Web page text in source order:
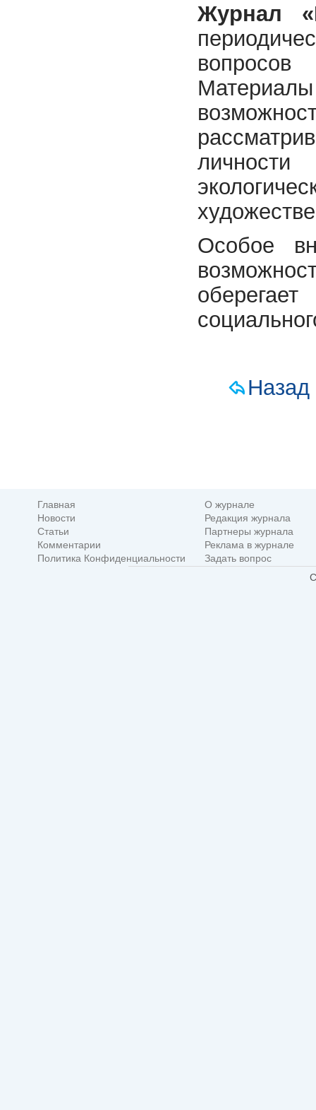
Журнал
вопросов
Особое
Назад
Главная
О журнале
Новости
Редакция журнала
Статьи
Партнеры журнала
Комментарии
Реклама в журнале
Политика Конфиденциальности
Задать вопрос